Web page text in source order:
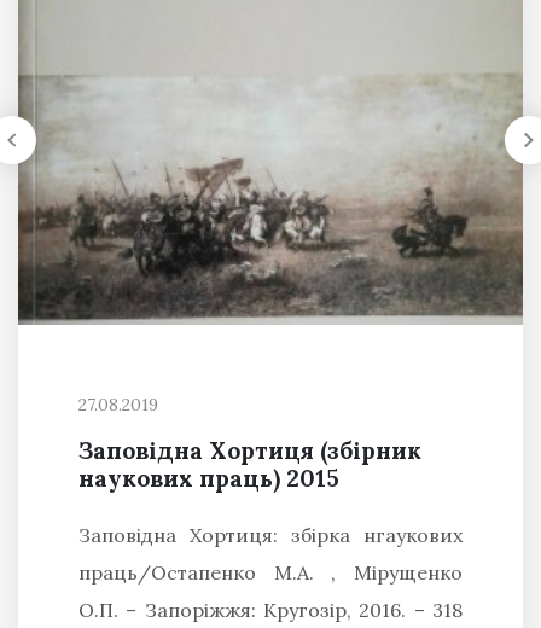
27.08.2019
Заповідна Хортиця (збірник
наукових праць) 2015
Заповідна Хортиця: збірка нгаукових
праць/Остапенко М.А. , Мірущенко
О.П. – Запоріжжя: Кругозір, 2016. – 318